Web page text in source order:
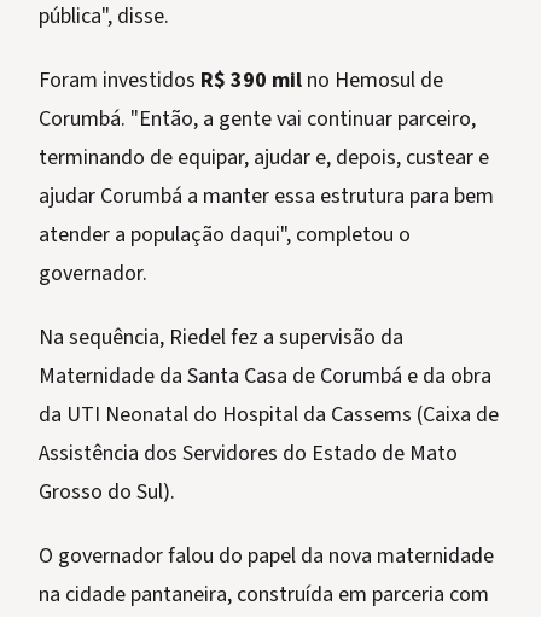
pública", disse.
Foram investidos R$ 390 mil no Hemosul de
Corumbá. "Então, a gente vai continuar parceiro,
terminando de equipar, ajudar e, depois, custear e
ajudar Corumbá a manter essa estrutura para bem
atender a população daqui", completou o
governador.
Na sequência, Riedel fez a supervisão da
Maternidade da Santa Casa de Corumbá e da obra
da UTI Neonatal do Hospital da Cassems (Caixa de
Assistência dos Servidores do Estado de Mato
Grosso do Sul).
O governador falou do papel da nova maternidade
na cidade pantaneira, construída em parceria com